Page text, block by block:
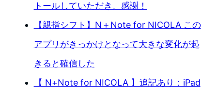
トールしていただき、感謝！
【親指シフト】N＋Note for NICOLA この
アプリがきっかけとなって大きな変化が起
きると確信した
【 N+Note for NICOLA 】追記あり：iPad